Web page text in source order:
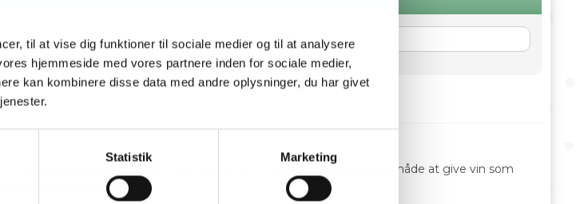
til at vise dig funktioner til sociale medier og til at analysere
hjemmeside med vores partnere inden for sociale medier,
kan kombinere disse data med andre oplysninger, du har givet
Statistik Marketing
eller gravering direkte på portvinsflasken. En smuk og mindeværdig måde at give vin som
særlige anledninger.